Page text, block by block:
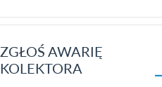
ZGŁOŚ AWARIĘ
KOLEKTORA